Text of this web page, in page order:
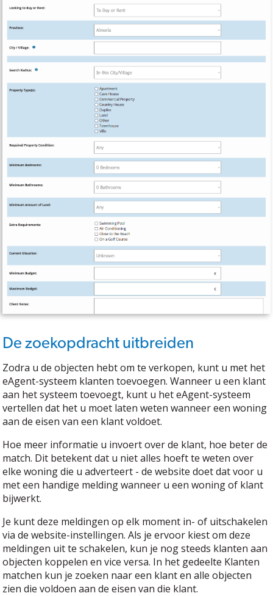
De zoekopdracht uitbreiden
Zodra u de objecten hebt om te verkopen, kunt u met het
eAgent-systeem klanten toevoegen. Wanneer u een klant
aan het systeem toevoegt, kunt u het eAgent-systeem
vertellen dat het u moet laten weten wanneer een woning
aan de eisen van een klant voldoet.
Hoe meer informatie u invoert over de klant, hoe beter de
match. Dit betekent dat u niet alles hoeft te weten over
elke woning die u adverteert - de website doet dat voor u
met een handige melding wanneer u een woning of klant
bijwerkt.
Je kunt deze meldingen op elk moment in- of uitschakelen
via de website-instellingen. Als je ervoor kiest om deze
meldingen uit te schakelen, kun je nog steeds klanten aan
objecten koppelen en vice versa. In het gedeelte Klanten
matchen kun je zoeken naar een klant en alle objecten
zien die voldoen aan de eisen van die klant.